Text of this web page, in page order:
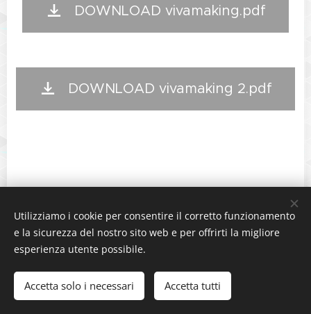
DOWNLOAD vivamaking.pdf
DOWNLOAD vivamaking 2.pdf
Copyright © 2016 - Vivamaking s.r.l. P.IVA 0413470617
Powered by VIVAMAKING Cookies
Utilizziamo i cookie per consentire il corretto funzionamento
e la sicurezza del nostro sito web e per offrirti la migliore
esperienza utente possibile.
Accetta solo i necessari Accetta tutti